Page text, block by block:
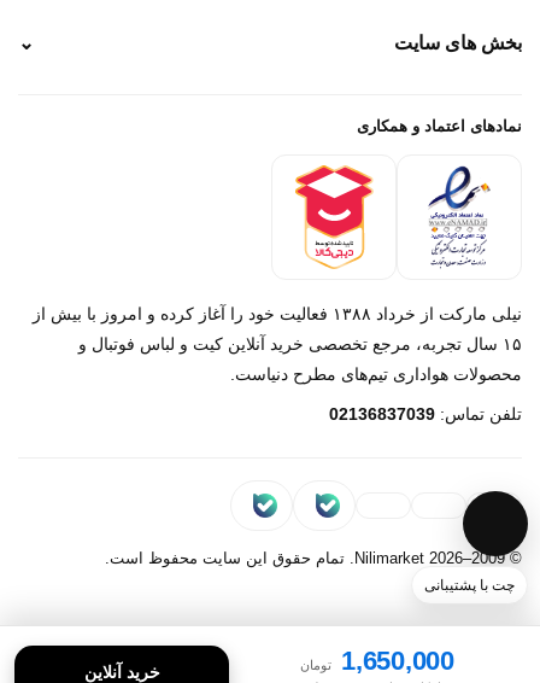
خرید آنلاین 1,650,000 تومان
راهنمای سفارش
رهگیری تیپاکس
خرید لباس جدید بارسلونا 2025/2026
بخش های سایت ⌄
پرداخت باز
تماس با ما
نمادهای اعتماد و همکاری
نیلی مارکت از خرداد ۱۳۸۸ فعالیت خود را آغاز کرده و امروز با بیش از
۱۵ سال تجربه، مرجع تخصصی خرید آنلاین کیت و لباس فوتبال و
محصولات هواداری تیم‌های مطرح دنیاست.
تلفن تماس: 02136837039
© 2009–2026 Nilimarket. تمام حقوق این سایت محفوظ است.
چت با پشتیبانی
پشتیبانی روبیکا‌
پشتیبانی بله